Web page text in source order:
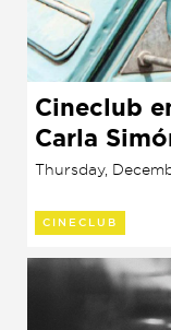
Cineclub
Carla
Thursday,
CINECLUB